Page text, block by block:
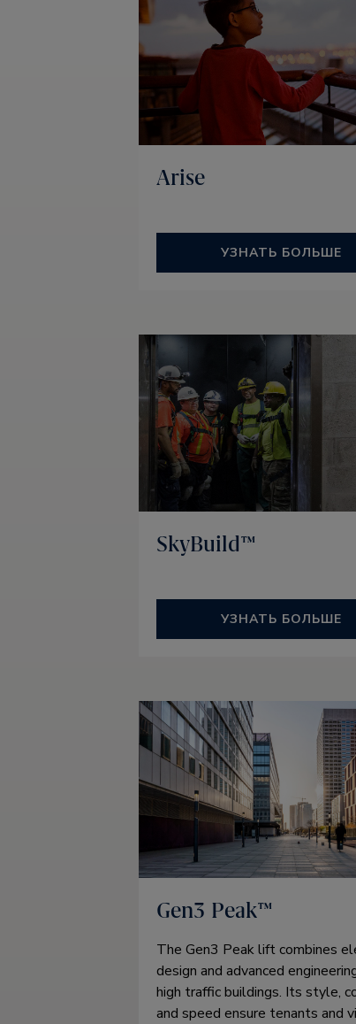
Arise
УЗНАТЬ БОЛЬШЕ
SkyBuild™
УЗНАТЬ БОЛЬШЕ
Gen3 Peak™
The Gen3 Peak lift combines
design and advanced
high traffic buildings. Its style,
and speed ensure tenants and